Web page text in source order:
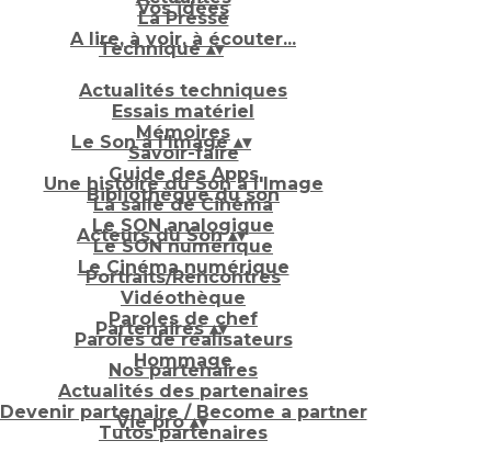
Vos idées
La Presse
A lire, à voir, à écouter...
Technique▴▾
Actualités techniques
Essais matériel
Mémoires
Savoir-faire
Guide des Apps
Bibliothèque du son
Le Son à l'Image▴▾
Une histoire du Son à l'Image
La salle de Cinéma
Le SON analogique
Le SON numérique
Le Cinéma numérique
Acteurs du Son▴▾
Portraits/Rencontres
Vidéothèque
Paroles de chef
Paroles de réalisateurs
Hommage
Partenaires▴▾
Nos partenaires
Actualités des partenaires
Devenir partenaire / Become a partner
Tutos partenaires
Vie pro▴▾